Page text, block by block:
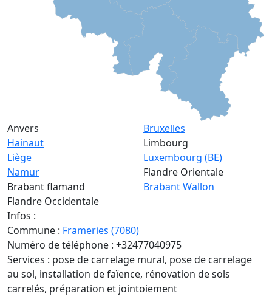
Anvers
Bruxelles
Hainaut
Limbourg
Liège
Luxembourg (BE)
Namur
Flandre Orientale
Brabant flamand
Brabant Wallon
Flandre Occidentale
Infos :
Commune : Frameries (7080)
Numéro de téléphone : +32477040975
Services : pose de carrelage mural, pose de carrelage
au sol, installation de faïence, rénovation de sols
carrelés, préparation et jointoiement